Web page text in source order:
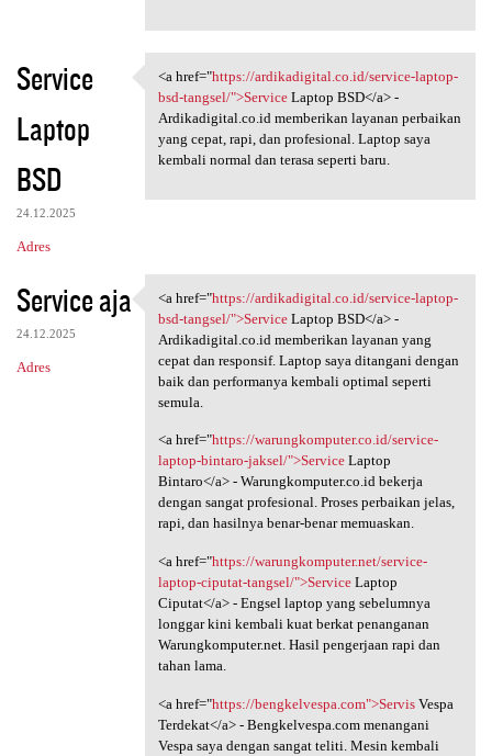
Service
Laptop
BSD
24.12.2025
Adres
<a href="https:/
<a href="https://ardikadigital.co.id/service-laptop-
bsd-tangsel/">ServiceLaptop BSD</a> -
Ardikadigital.co.id memberikan layanan perbaikan
yang cepat, rapi, dan profesional. Laptop saya
kembali normal dan terasa seperti baru.
Service aja
24.12.2025
Adres
<a href="https:/
<a href="https://ardikadigital.co.id/service-laptop-
bsd-tangsel/">ServiceLaptop BSD</a> -
Ardikadigital.co.id memberikan layanan yang
cepat dan responsif. Laptop saya ditangani dengan
baik dan performanya kembali optimal seperti
semula.
<a href="https://warungkomputer.co.id/service-
laptop-bintaro-jaksel/">ServiceLaptop
Bintaro</a> - Warungkomputer.co.id bekerja
dengan sangat profesional. Proses perbaikan jelas,
rapi, dan hasilnya benar-benar memuaskan.
<a href="https://warungkomputer.net/service-
laptop-ciputat-tangsel/">ServiceLaptop
Ciputat</a> - Engsel laptop yang sebelumnya
longgar kini kembali kuat berkat penanganan
Warungkomputer.net. Hasil pengerjaan rapi dan
tahan lama.
<a href="https://bengkelvespa.com">ServisVespa
Terdekat</a> - Bengkelvespa.com menangani
Vespa saya dengan sangat teliti. Mesin kembali